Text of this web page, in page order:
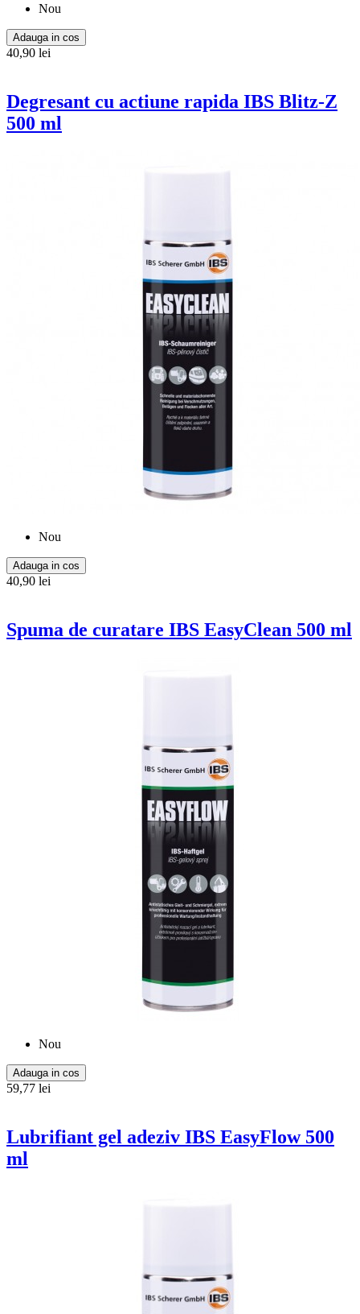
Nou
Adauga in cos
40,90 lei
Degresant cu actiune rapida IBS Blitz-Z
500 ml
Nou
Adauga in cos
40,90 lei
Spuma de curatare IBS EasyClean 500 ml
Nou
Adauga in cos
59,77 lei
Lubrifiant gel adeziv IBS EasyFlow 500
ml